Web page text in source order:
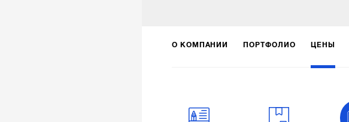
О КОМПАНИИ ПОРТФОЛИО ЦЕНЫ